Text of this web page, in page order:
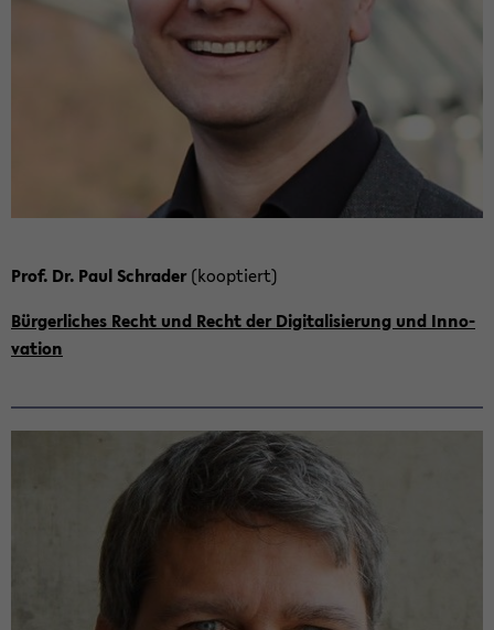
Prof. Dr. Paul Schra­der(ko­op­tiert)
Bür­ger­li­ches Recht und Recht der Di­gi­ta­li­sie­rung und In­no­
va­ti­on